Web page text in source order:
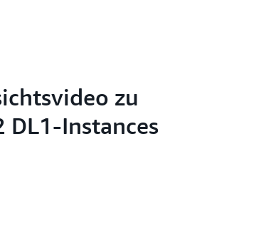
zu
DL1-Instances